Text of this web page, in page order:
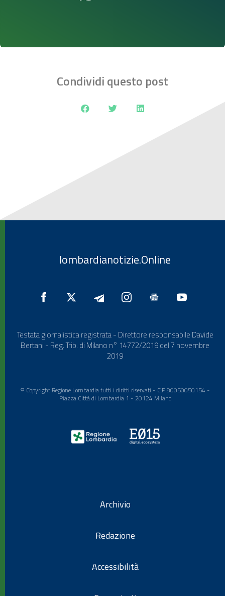
Condividi questo post
lombardianotizie.Online
Testata giornalistica registrata - Direttore responsabile Davide
Bertani - Reg. Trib. di Milano n° 14772/2019 del 7 novembre
2019
© Copyright Regione Lombardia tutti i diritti riservati - C.F. 80050050154 -
Piazza Città di Lombardia 1 - 20124 Milano
Archivio
Redazione
Accessibilità